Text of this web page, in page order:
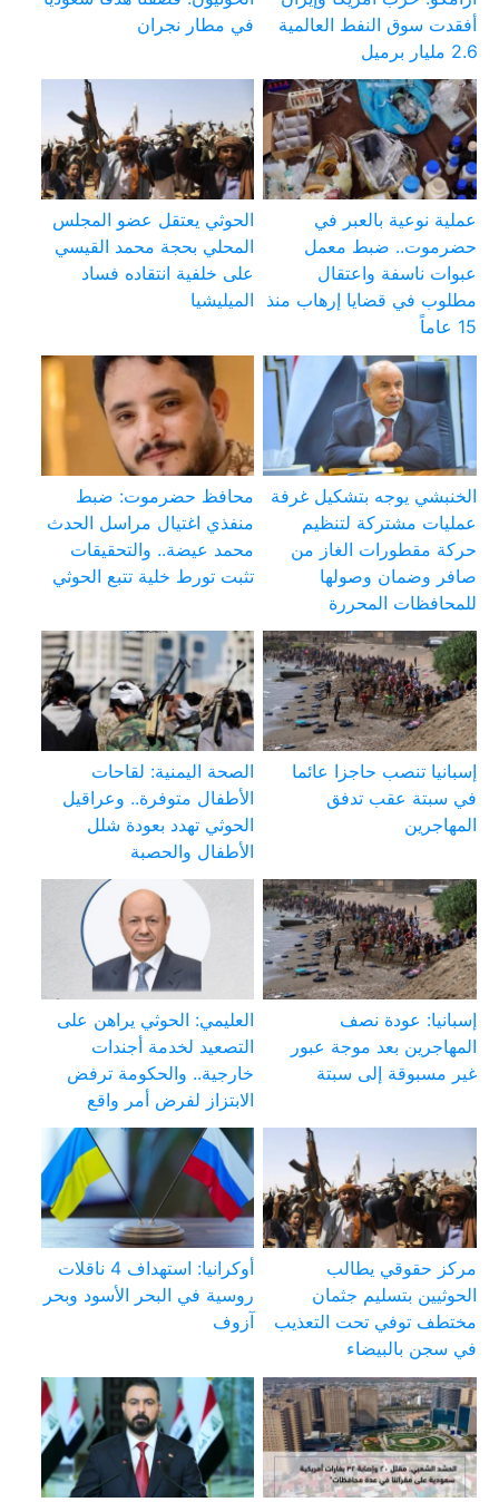
أفقدت سوق النفط العالمية
2.6 مليار برميل
في مطار نجران
عملية نوعية بالعبر في
حضرموت.. ضبط معمل
عبوات ناسفة واعتقال
مطلوب في قضايا إرهاب منذ
15 عاماً
الحوثي يعتقل عضو المجلس
المحلي بحجة محمد القيسي
على خلفية انتقاده فساد
الميليشيا
الخنبشي يوجه بتشكيل غرفة
عمليات مشتركة لتنظيم
حركة مقطورات الغاز من
صافر وضمان وصولها
للمحافظات المحررة
محافظ حضرموت: ضبط
منفذي اغتيال مراسل الحدث
محمد عيضة.. والتحقيقات
تثبت تورط خلية تتبع الحوثي
إسبانيا تنصب حاجزا عائما
في سبتة عقب تدفق
المهاجرين
الصحة اليمنية: لقاحات
الأطفال متوفرة.. وعراقيل
الحوثي تهدد بعودة شلل
الأطفال والحصبة
إسبانيا: عودة نصف
المهاجرين بعد موجة عبور
غير مسبوقة إلى سبتة
العليمي: الحوثي يراهن على
التصعيد لخدمة أجندات
خارجية.. والحكومة ترفض
الابتزاز لفرض أمر واقع
مركز حقوقي يطالب
الحوثيين بتسليم جثمان
مختطف توفي تحت التعذيب
في سجن بالبيضاء
أوكرانيا: استهداف 4 ناقلات
روسية في البحر الأسود وبحر
آزوف